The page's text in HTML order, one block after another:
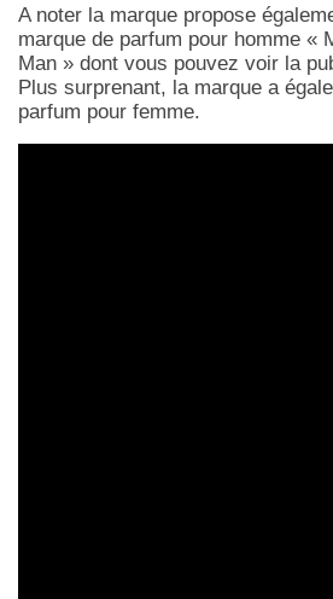
A noter la marque propose
marque de parfum pour homme «
Man » dont vous pouvez voir la
Plus surprenant, la marque a
parfum pour femme.